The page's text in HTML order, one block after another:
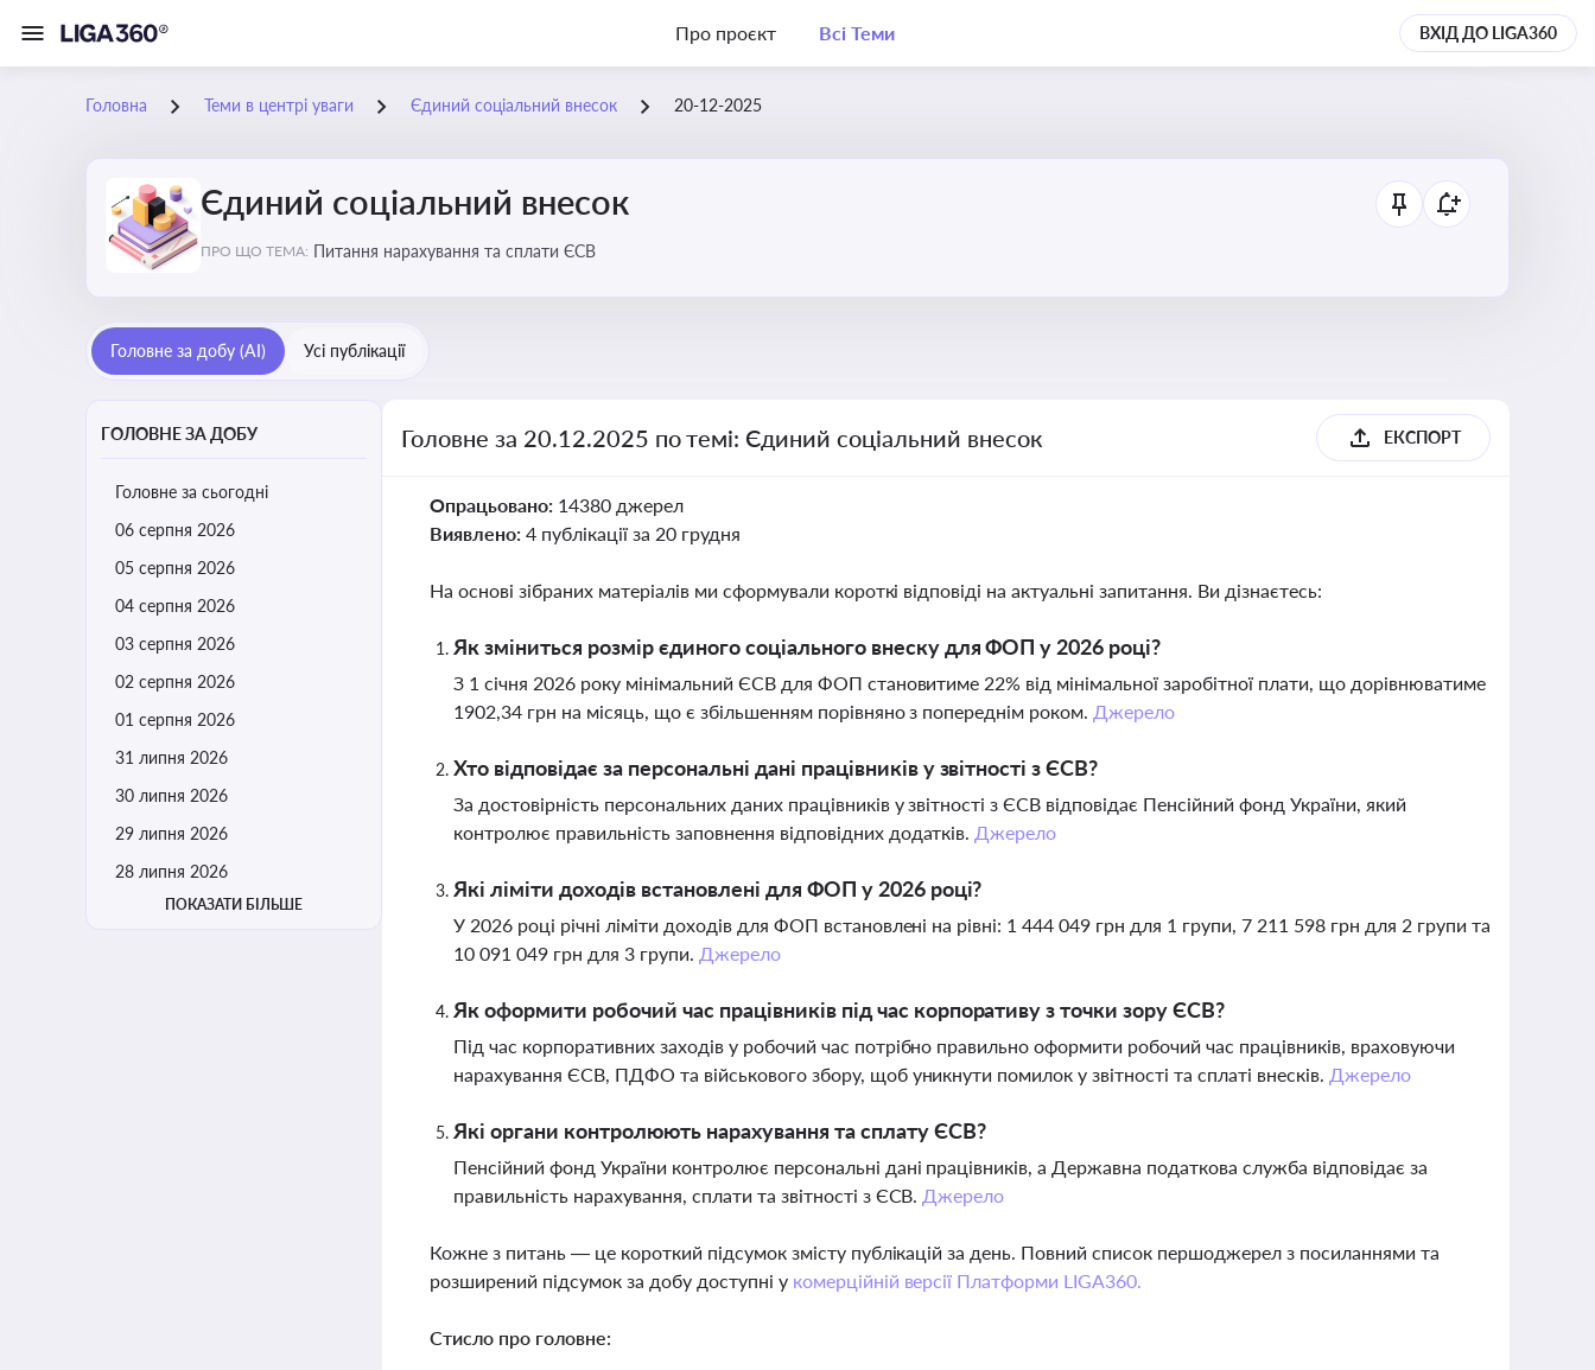
Про проєкт Всі Теми ВХІД ДО LIGA360
Головна Теми в центрі уваги Єдиний соціальний внесок 20-12-2025
Єдиний соціальний внесок
ПРО ЩО ТЕМА: Питання нарахування та сплати ЄСВ
Головне за добу (AI) Усі публікації
ГОЛОВНЕ ЗА ДОБУ
Головне за сьогодні
06 серпня 2026
05 серпня 2026
04 серпня 2026
03 серпня 2026
02 серпня 2026
01 серпня 2026
31 липня 2026
30 липня 2026
29 липня 2026
28 липня 2026
ПОКАЗАТИ БІЛЬШЕ
Головне за 20.12.2025 по темі: Єдиний соціальний внесок ЕКСПОРТ
Опрацьовано: 14380 джерел
Виявлено: 4 публікації за 20 грудня
На основі зібраних матеріалів ми сформували короткі відповіді на актуальні запитання. Ви дізнаєтесь:
Як зміниться розмір єдиного соціального внеску для ФОП у 2026 році?
З 1 січня 2026 року мінімальний ЄСВ для ФОП становитиме 22% від мінімальної заробітної плати, що дорівнюватиме
1902,34 грн на місяць, що є збільшенням порівняно з попереднім роком. Джерело
Хто відповідає за персональні дані працівників у звітності з ЄСВ?
За достовірність персональних даних працівників у звітності з ЄСВ відповідає Пенсійний фонд України, який
контролює правильність заповнення відповідних додатків. Джерело
Які ліміти доходів встановлені для ФОП у 2026 році?
У 2026 році річні ліміти доходів для ФОП встановлені на рівні: 1 444 049 грн для 1 групи, 7 211 598 грн для 2 групи та
10 091 049 грн для 3 групи. Джерело
Як оформити робочий час працівників під час корпоративу з точки зору ЄСВ?
Під час корпоративних заходів у робочий час потрібно правильно оформити робочий час працівників, враховуючи
нарахування ЄСВ, ПДФО та військового збору, щоб уникнути помилок у звітності та сплаті внесків. Джерело
Які органи контролюють нарахування та сплату ЄСВ?
Пенсійний фонд України контролює персональні дані працівників, а Державна податкова служба відповідає за
правильність нарахування, сплати та звітності з ЄСВ. Джерело
Кожне з питань — це короткий підсумок змісту публікацій за день. Повний список першоджерел з посиланнями та
розширений підсумок за добу доступні у комерційній версії Платформи LIGA360.
Стисло про головне: